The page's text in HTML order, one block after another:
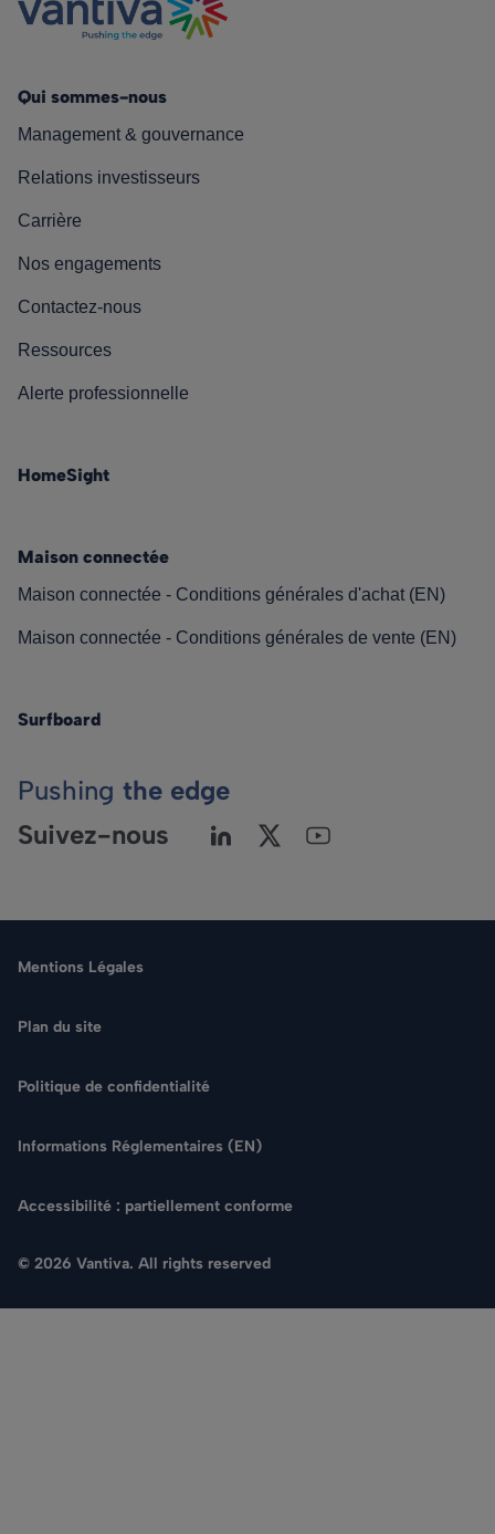
Qui sommes-nous
Management & gouvernance
Relations investisseurs
Carrière
Nos engagements
Contactez-nous
Ressources
Alerte professionnelle
HomeSight
Maison connectée
Maison connectée - Conditions générales d'achat (EN)
Maison connectée - Conditions générales de vente (EN)
Surfboard
Pushing the edge
Suivez-nous
© 2026 Vantiva. All rights reserved
Mentions Légales
Plan du site
Politique de confidentialité
Informations Réglementaires (EN)
Accessibilité : partiellement conforme